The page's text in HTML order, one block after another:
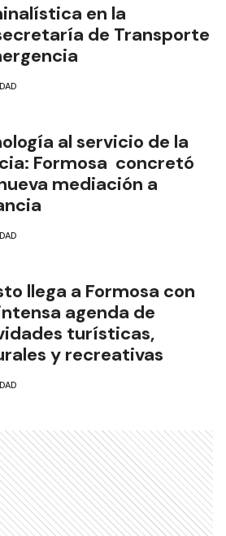
en la
de Transporte
al servicio de la
Formosa concretó
mediación a
llega a Formosa con
agenda de
turísticas,
y recreativas